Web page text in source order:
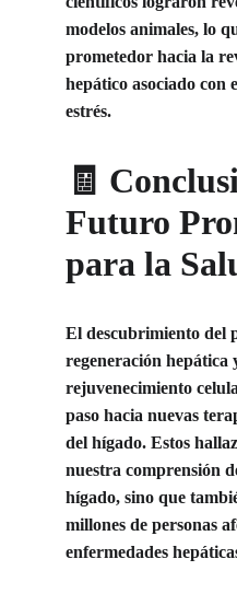
modelos animales, lo
prometedor hacia la
hepático asociado con
estrés.
🧾
Futuro
para la
El descubrimiento del
regeneración hepática
rejuvenecimiento
paso hacia nuevas
del hígado. Estos
nuestra comprensión
hígado, sino que
millones de personas
enfermedades